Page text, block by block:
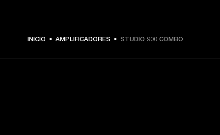
INICIO AMPLIFICADORES STUDIO 900 COMBO